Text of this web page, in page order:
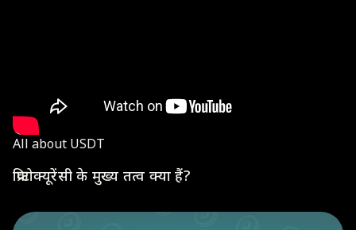
All about USDT
क्रिप्टोक्यूरेंसी के मुख्य तत्व क्या हैं?